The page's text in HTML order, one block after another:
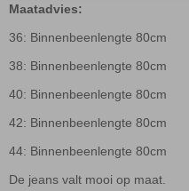
Maatadvies:
36: Binnenbeenlengte 80cm
38: Binnenbeenlengte 80cm
40: Binnenbeenlengte 80cm
42: Binnenbeenlengte 80cm
44: Binnenbeenlengte 80cm
De jeans valt mooi op maat.